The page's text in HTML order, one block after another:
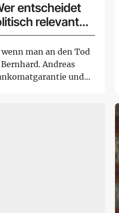
entscheidet
relevant
man an den Tod
Andreas
und